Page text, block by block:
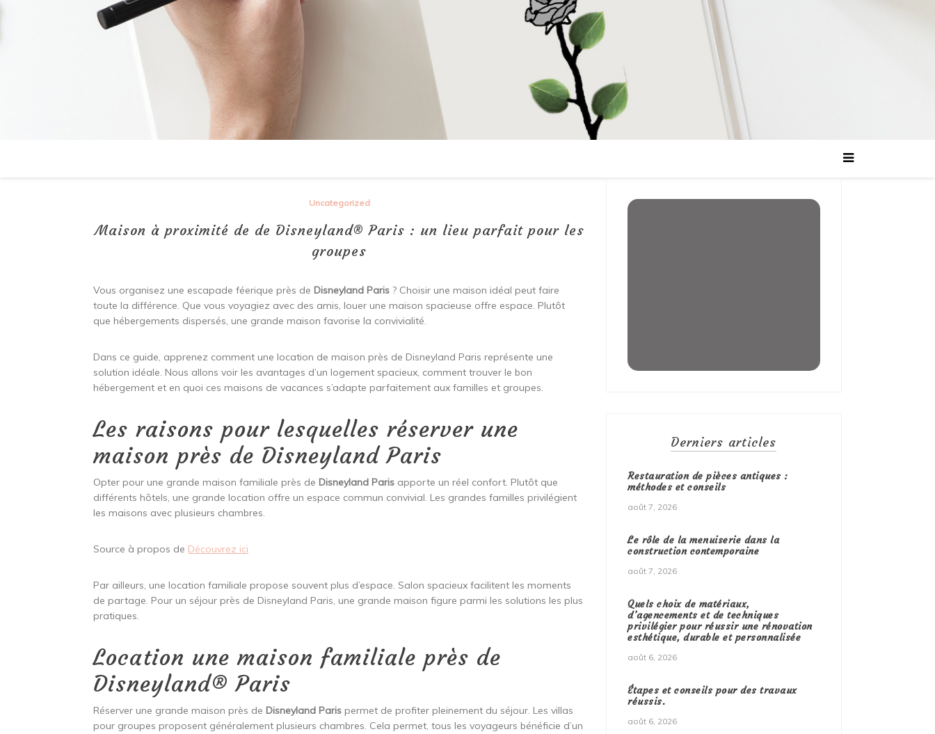
Uncategorized
Maison à proximité de de Disneyland® Paris : un lieu parfait pour les
groupes
Vous organisez une escapade féerique près de Disneyland Paris ? Choisir une maison idéal peut faire
toute la différence. Que vous voyagiez avec des amis, louer une maison spacieuse offre espace. Plutôt
que hébergements dispersés, une grande maison favorise la convivialité.
Dans ce guide, apprenez comment une location de maison près de Disneyland Paris représente une
solution idéale. Nous allons voir les avantages d’un logement spacieux, comment trouver le bon
hébergement et en quoi ces maisons de vacances s’adapte parfaitement aux familles et groupes.
Les raisons pour lesquelles réserver une
maison près de Disneyland Paris
Opter pour une grande maison familiale près de Disneyland Paris apporte un réel confort. Plutôt que
différents hôtels, une grande location offre un espace commun convivial. Les grandes familles privilégient
les maisons avec plusieurs chambres.
Source à propos de Découvrez ici
Par ailleurs, une location familiale propose souvent plus d’espace. Salon spacieux facilitent les moments
de partage. Pour un séjour près de Disneyland Paris, une grande maison figure parmi les solutions les plus
pratiques.
Location une maison familiale près de
Disneyland® Paris
Réserver une grande maison près de Disneyland Paris permet de profiter pleinement du séjour. Les villas
pour groupes proposent généralement plusieurs chambres. Cela permet, tous les voyageurs bénéficie d’un
Derniers articles
Restauration de pièces antiques :
méthodes et conseils
août 7, 2026
Le rôle de la menuiserie dans la
construction contemporaine
août 7, 2026
Quels choix de matériaux,
d’agencements et de techniques
privilégier pour réussir une rénovation
esthétique, durable et personnalisée
août 6, 2026
Étapes et conseils pour des travaux
réussis.
août 6, 2026